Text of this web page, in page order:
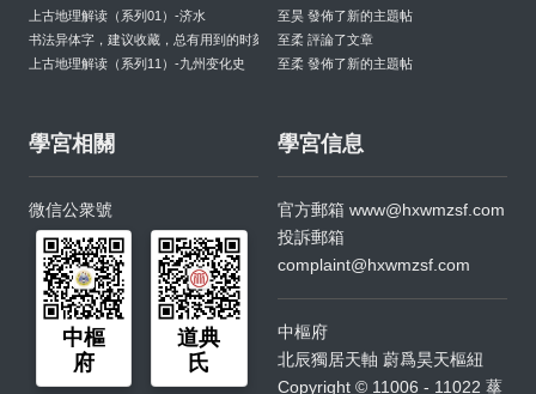
上古地理解读（系列01）-济水
书法异体字，建议收藏，总有用到的时刻
上古地理解读（系列11）-九州变化史
至昊 發佈了新的主題帖
至柔 評論了文章
至柔 發佈了新的主題帖
學宮相關
微信公衆號
中樞
府
道典
氏
學宮信息
官方郵箱 www@hxwmzsf.com
投訴郵箱
complaint@hxwmzsf.com
中樞府
北辰獨居天軸 蔚爲昊天樞紐
Copyright © 11006 - 11022 蕐